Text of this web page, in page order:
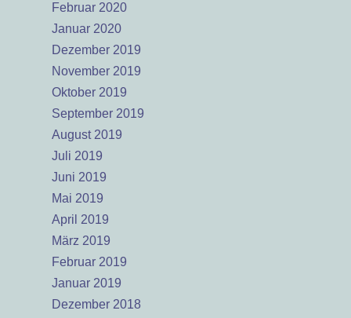
Februar 2020
Januar 2020
Dezember 2019
November 2019
Oktober 2019
September 2019
August 2019
Juli 2019
Juni 2019
Mai 2019
April 2019
März 2019
Februar 2019
Januar 2019
Dezember 2018